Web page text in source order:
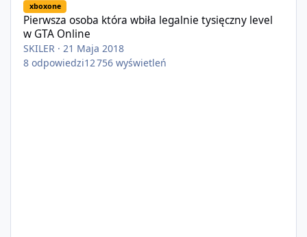
xboxone
Pierwsza osoba która wbiła legalnie tysięczny level
w GTA Online
SKILER · 21 Maja 2018
8 odpowiedzi12 756 wyświetleń